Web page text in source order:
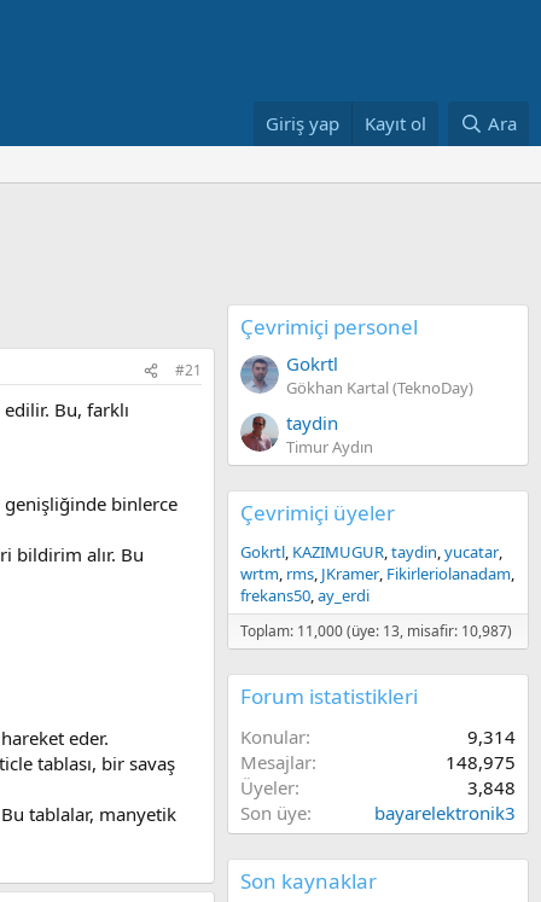
Giriş yap Kayıt ol Ara
#21
Bu, farklı
binlerce
bildirim alır. Bu
eder.
tablası, bir savaş
Bu tablalar, manyetik
Çevrimiçi personel
Gokrtl
Gökhan Kartal (TeknoDay)
taydin
Timur Aydın
Çevrimiçi üyeler
Gokrtl KAZIMUGUR taydin yucatar
wrtm rms JKramer Fikirleriolanadam
frekans50 ay_erdi
Toplam: 11,000 (üye: 13, misafir: 10,987)
Forum istatistikleri
Konular
9,314
Mesajlar
148,975
Üyeler
3,848
Son üye
bayarelektronik3
Son kaynaklar